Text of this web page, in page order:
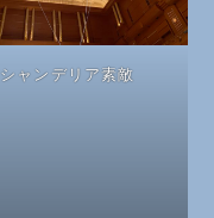
シャンデリア素敵